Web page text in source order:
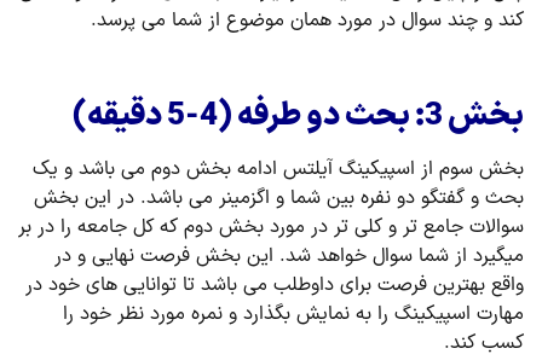
کند و چند سوال در مورد همان موضوع از شما می پرسد.
بخش 3: بحث دو طرفه (4-5 دقیقه)
بخش سوم از اسپیکینگ آیلتس ادامه بخش دوم می باشد و یک
بحث و گفتگو دو نفره بین شما و اگزمینر می باشد. در این بخش
سوالات جامع تر و کلی تر در مورد بخش دوم که کل جامعه را در بر
میگیرد از شما سوال خواهد شد. این بخش فرصت نهایی و در
واقع بهترین فرصت برای داوطلب می باشد تا توانایی های خود در
مهارت اسپیکینگ را به نمایش بگذارد و نمره مورد نظر خود را
کسب کند.